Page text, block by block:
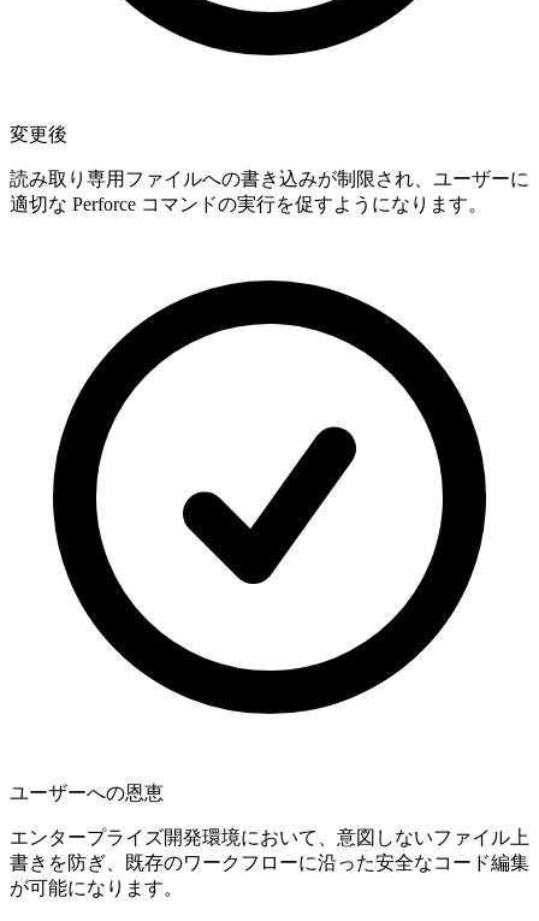
変更後
読み取り専用ファイルへの書き込みが制限され、ユーザーに
適切な Perforce コマンドの実行を促すようになります。
ユーザーへの恩恵
エンタープライズ開発環境において、意図しないファイル上
書きを防ぎ、既存のワークフローに沿った安全なコード編集
が可能になります。